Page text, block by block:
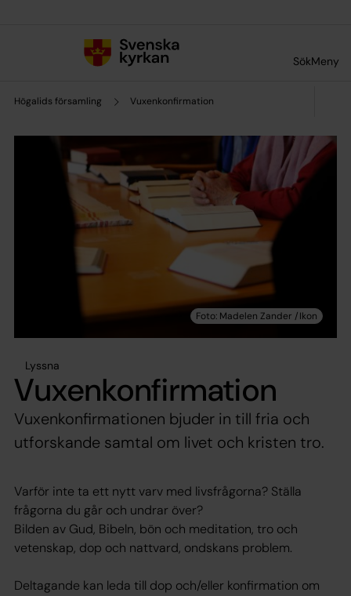
SökMeny
Högalids församling Vuxenkonfirmation
Lyssna
Vuxenkonfirmation
Vuxenkonfirmationen bjuder in till fria och
utforskande samtal om livet och kristen tro.
Varför inte ta ett nytt varv med livsfrågorna? Ställa
frågorna du går och undrar över?
Bilden av Gud, Bibeln, bön och meditation, tro och
vetenskap, dop och nattvard, ondskans problem.
Deltagande kan leda till dop och/eller konfirmation om